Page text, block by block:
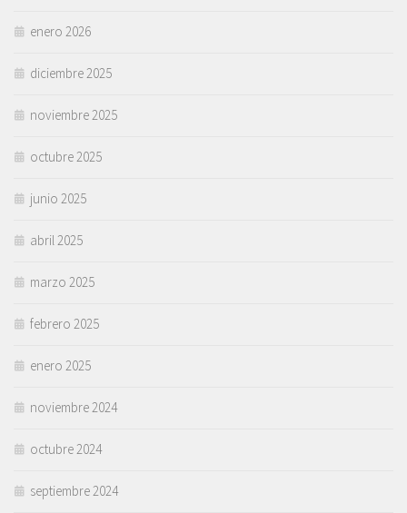
enero 2026
diciembre 2025
noviembre 2025
octubre 2025
junio 2025
abril 2025
marzo 2025
febrero 2025
enero 2025
noviembre 2024
octubre 2024
septiembre 2024